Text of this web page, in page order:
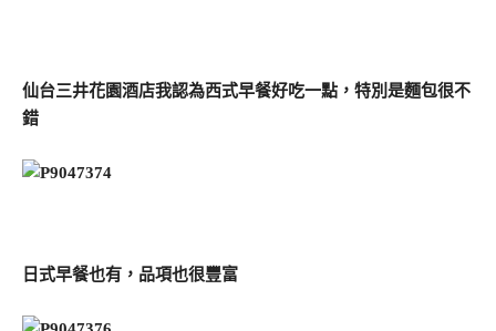
仙台三井花園酒店我認為西式早餐好吃一點，特別是麵包很不
錯
日式早餐也有，品項也很豐富